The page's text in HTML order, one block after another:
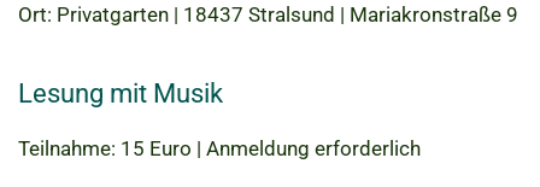
Ort: Privatgarten | 18437 Stralsund | Mariakronstraße 9
Lesung mit Musik
Teilnahme: 15 Euro | Anmeldung erforderlich